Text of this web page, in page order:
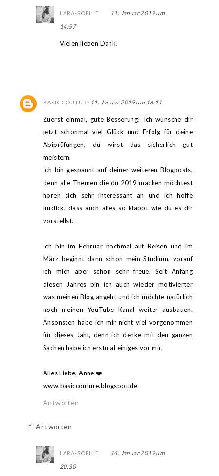
LARA-SOPHIE
11. Januar 2019 um
14:57
Vielen lieben Dank!
BASICCOUTURE 11. Januar 2019 um 16:11
Zuerst einmal, gute Besserung! Ich wünsche dir
jetzt schonmal viel Glück und Erfolg für deine
Abiprüfungen, du wirst das sicherlich gut
meistern.
Ich bin gespannt auf deiner weiteren Blogposts,
denn alle Themen die du 2019 machen möchtest
hören sich sehr interessant an und ich hoffe
fürdick, dass auch alles so klappt wie du es dir
vorstellst.
Ich bin im Februar nochmal auf Reisen und im
März beginnt dann schon mein Studium, vorauf
ich mich aber schon sehr freue. Seit Anfang
diesen Jahres bin ich auch wieder motivierter
was meinen Blog angeht und ich möchte natürlich
noch meinen YouTube Kanal weiter ausbauen.
Ansonsten habe ich mir nicht viel vorgenommen
für dieses Jahr, denn ich denke mit den ganzen
Sachen habe ich erstmal einiges vor mir.
Alles Liebe, Anne ❤️
www.basiccouture.blogspot.de
Antworten
Antworten
LARA-SOPHIE
14. Januar 2019 um
20:30